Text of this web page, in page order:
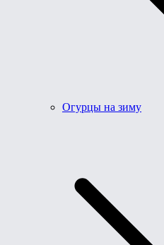
Огурцы на зиму